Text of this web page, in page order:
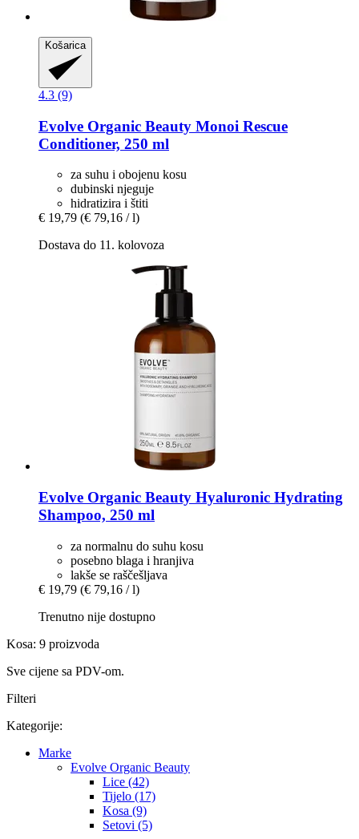
Košarica
4.3 (9)
Evolve Organic Beauty Monoi Rescue
Conditioner, 250 ml
za suhu i obojenu kosu
dubinski njeguje
hidratizira i štiti
€ 19,79 (€ 79,16 / l)
Dostava do 11. kolovoza
Evolve Organic Beauty Hyaluronic Hydrating
Shampoo, 250 ml
za normalnu do suhu kosu
posebno blaga i hranjiva
lakše se raščešljava
€ 19,79 (€ 79,16 / l)
Trenutno nije dostupno
Kosa: 9 proizvoda
Sve cijene sa PDV-om.
Filteri
Kategorije:
Marke
Evolve Organic Beauty
Lice (42)
Tijelo (17)
Kosa (9)
Setovi (5)